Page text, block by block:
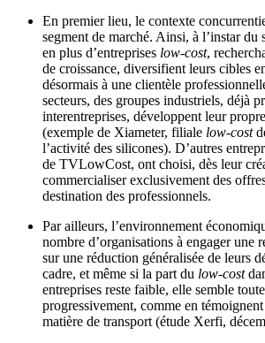
En premier lieu, le contexte
segment de marché. Ainsi, à l’instar du
en plus d’entreprises low-cost,
de croissance, diversifient leurs cibles
désormais à une clientèle
secteurs, des groupes industriels, déjà
interentreprises, développent leur
(exemple de Xiameter, filiale low-cost
l’activité des silicones). D’autres
de TVLowCost, ont choisi, dès leur
commercialiser exclusivement des
destination des professionnels.
Par ailleurs, l’environnement
nombre d’organisations à engager une
sur une réduction généralisée de leurs
cadre, et même si la part du low-cost
entreprises reste faible, elle semble
progressivement, comme en témoignent
matière de transport (étude Xerfi,